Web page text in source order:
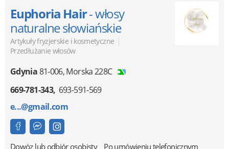
Euphoria Hair- włosy
naturalne słowiańskie
Artykuły fryzjerskie i kosmetyczne |
Przedłużanie włosów
Gdynia81-006,Morska 228C
669-781-343 693-591-569
e...@gmail.com
Dowóz lub odbiór osobisty Po umówieniu telefonicznym